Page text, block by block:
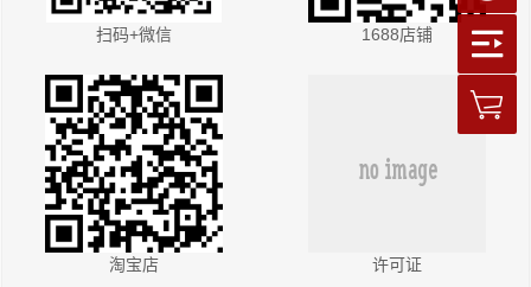
扫码+微信 1688店铺
淘宝店 许可证